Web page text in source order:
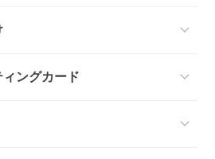
ングカード